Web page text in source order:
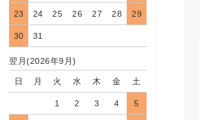
23 24 25 26 27 28 29
30 31
翌月(2026年9月)
日 月 火 水 木 金 土
1 2 3 4 5